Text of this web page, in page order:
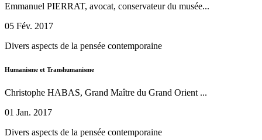
Emmanuel PIERRAT, avocat, conservateur du musée...
05 Fév. 2017
Divers aspects de la pensée contemporaine
Humanisme et Transhumanisme
Christophe HABAS, Grand Maître du Grand Orient ...
01 Jan. 2017
Divers aspects de la pensée contemporaine